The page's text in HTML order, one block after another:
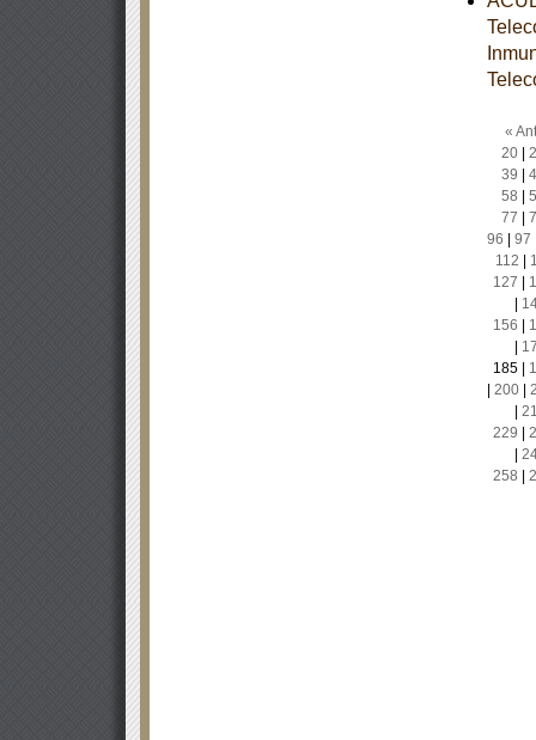
«
20|
39
58
77
96
97
112
127
156
185|
200|
229
258